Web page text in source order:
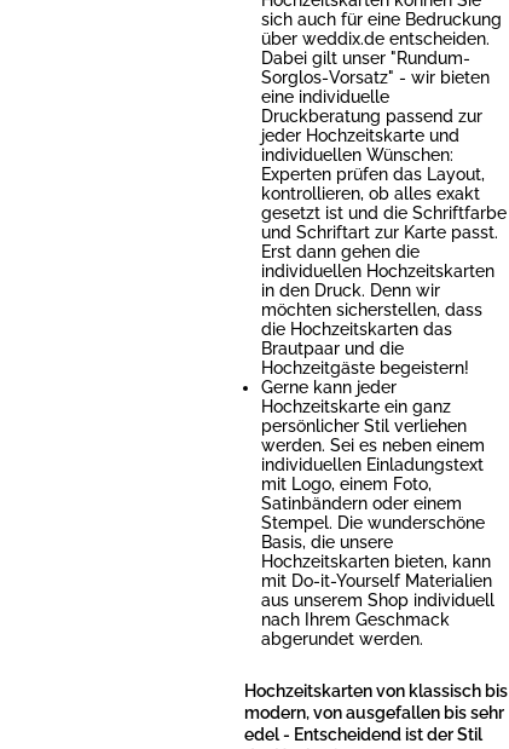
sich auch für eine Bedruckung
über weddix.de entscheiden.
Dabei gilt unser "Rundum-
Sorglos-Vorsatz" - wir bieten
eine individuelle
Druckberatung passend zur
jeder Hochzeitskarte und
individuellen Wünschen:
Experten prüfen das Layout,
kontrollieren, ob alles exakt
gesetzt ist und die Schriftfarbe
und Schriftart zur Karte passt.
Erst dann gehen die
individuellen Hochzeitskarten
in den Druck. Denn wir
möchten sicherstellen, dass
die Hochzeitskarten das
Brautpaar und die
Hochzeitgäste begeistern!
Gerne kann jeder
Hochzeitskarte ein ganz
persönlicher Stil verliehen
werden. Sei es neben einem
individuellen Einladungstext
mit Logo, einem Foto,
Satinbändern oder einem
Stempel. Die wunderschöne
Basis, die unsere
Hochzeitskarten bieten, kann
mit Do-it-Yourself Materialien
aus unserem Shop individuell
nach Ihrem Geschmack
abgerundet werden.
Hochzeitskarten von klassisch bis
modern, von ausgefallen bis sehr
edel - Entscheidend ist der Stil